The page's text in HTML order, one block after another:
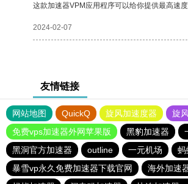
这款加速器VPM应用程序可以给你提供最高速度
2024-02-07
友情链接
网站地图 QuickQ 旋风加速度器 旋
免费vps加速器外网苹果版
黑豹加速器
黑洞官方加速器
outline 一元机场 蚂
暴雪vp永久免费加速器下载官网
海外加速